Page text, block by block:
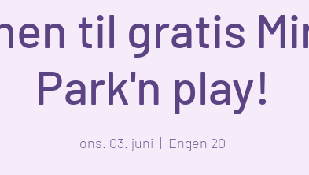
til gratis
Park'n play!
ons. 03. juni
  |
Engen 20